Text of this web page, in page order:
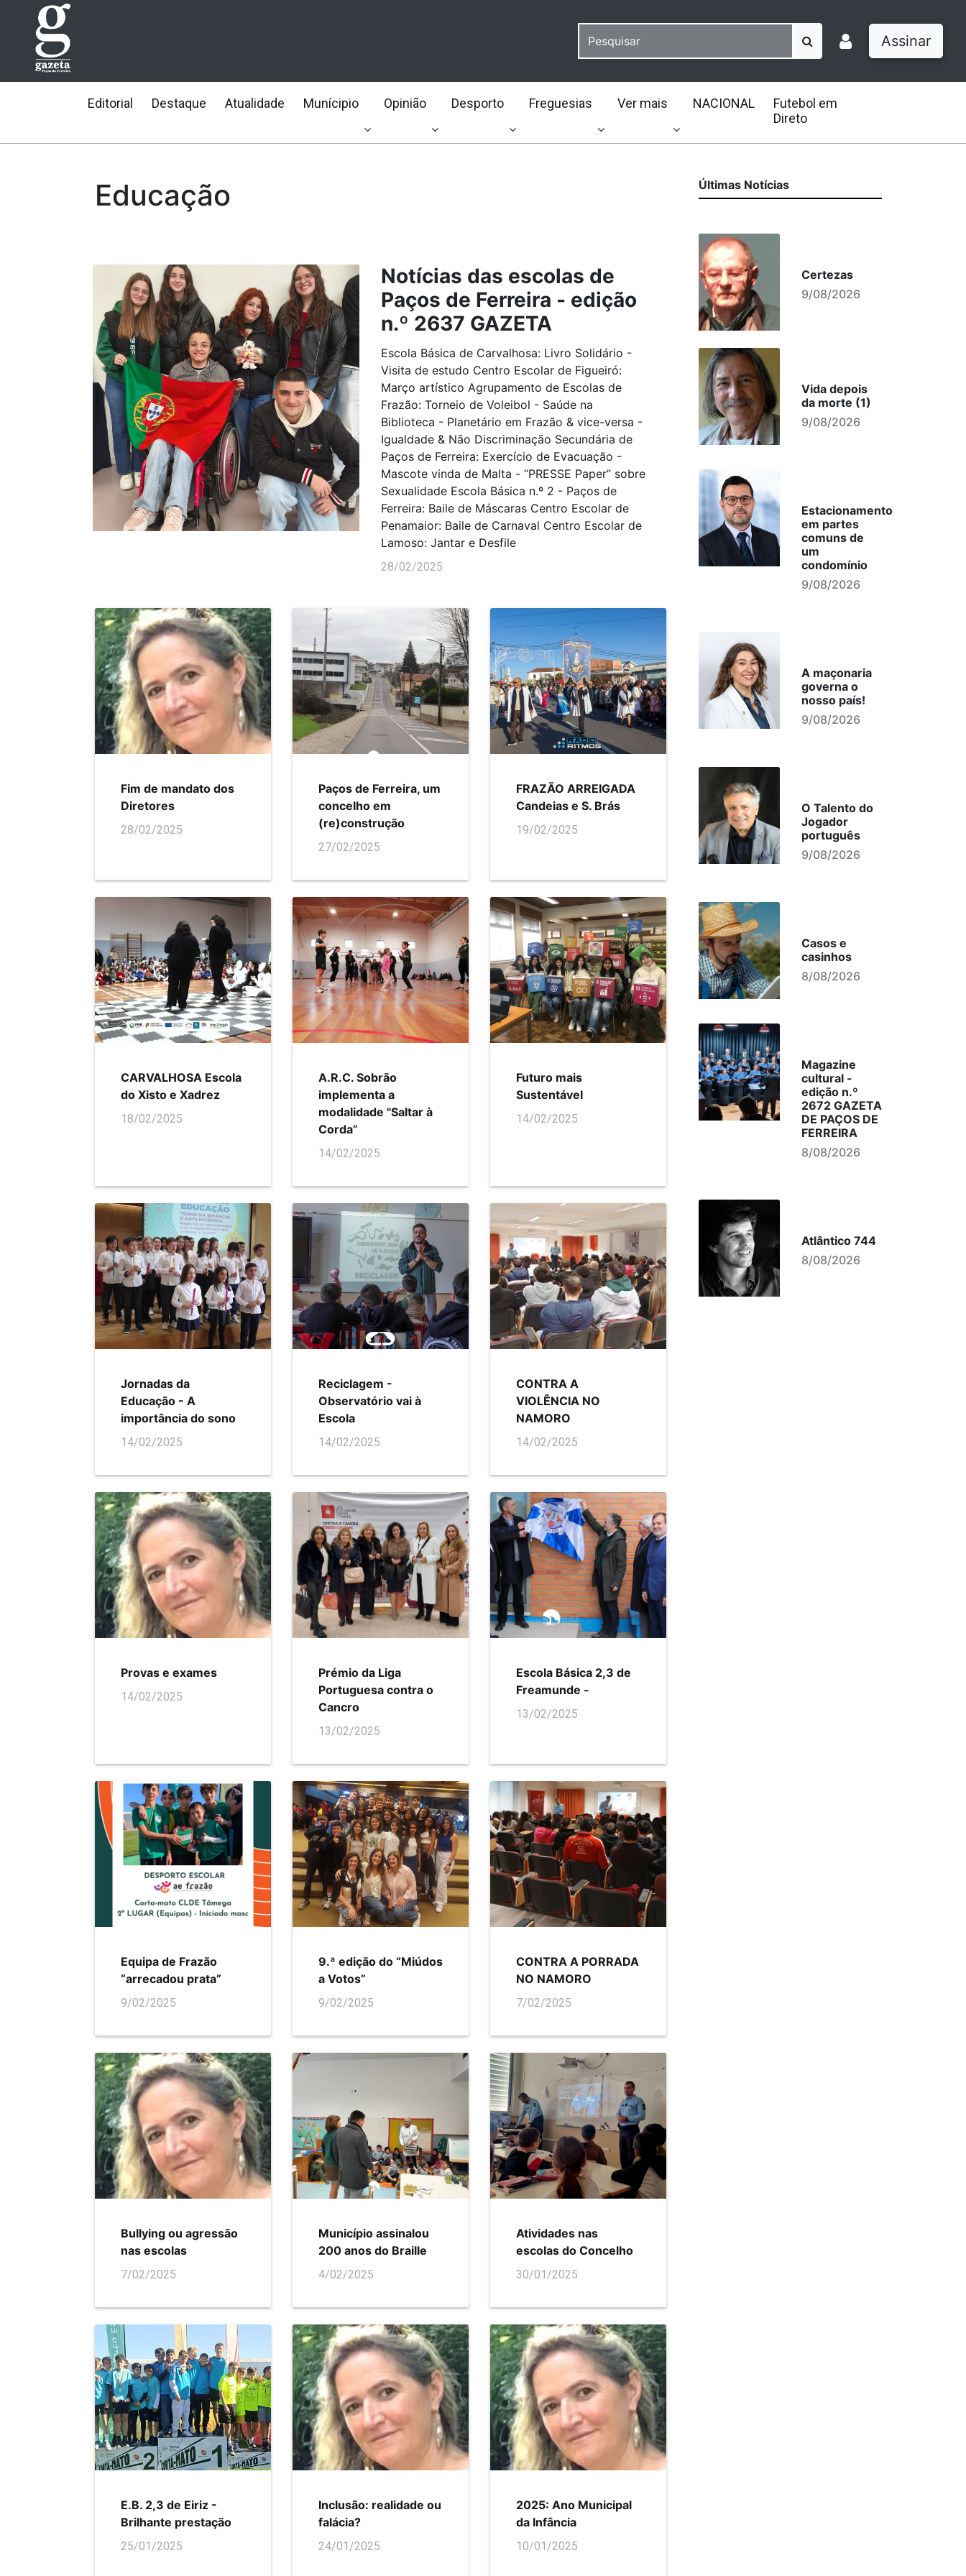
Assinar
Editorial Destaque Atualidade Munícipio Opinião Desporto Freguesias Ver mais NACIONAL
Futebol em
Direto
Educação
Notícias das escolas de
Paços de Ferreira - edição
n.º 2637 GAZETA
Escola Básica de Carvalhosa: Livro Solidário -
Visita de estudo Centro Escolar de Figueiró:
Março artístico Agrupamento de Escolas de
Frazão: Torneio de Voleibol - Saúde na
Biblioteca - Planetário em Frazão & vice-versa -
Igualdade & Não Discriminação Secundária de
Paços de Ferreira: Exercício de Evacuação -
Mascote vinda de Malta - “PRESSE Paper” sobre
Sexualidade Escola Básica n.º 2 - Paços de
Ferreira: Baile de Máscaras Centro Escolar de
Penamaior: Baile de Carnaval Centro Escolar de
Lamoso: Jantar e Desfile
28/02/2025
Fim de mandato dos
Diretores
28/02/2025
Paços de Ferreira, um
concelho em
(re)construção
27/02/2025
FRAZÃO ARREIGADA
Candeias e S. Brás
19/02/2025
CARVALHOSA Escola
do Xisto e Xadrez
18/02/2025
A.R.C. Sobrão
implementa a
modalidade "Saltar à
Corda”
14/02/2025
Futuro mais
Sustentável
14/02/2025
Jornadas da
Educação - A
importância do sono
14/02/2025
Reciclagem -
Observatório vai à
Escola
14/02/2025
CONTRA A
VIOLÊNCIA NO
NAMORO
14/02/2025
Provas e exames
14/02/2025
Prémio da Liga
Portuguesa contra o
Cancro
13/02/2025
Escola Básica 2,3 de
Freamunde -
13/02/2025
Equipa de Frazão
“arrecadou prata”
9/02/2025
9.ª edição do “Miúdos
a Votos”
9/02/2025
CONTRA A PORRADA
NO NAMORO
7/02/2025
Bullying ou agressão
nas escolas
7/02/2025
Município assinalou
200 anos do Braille
4/02/2025
Atividades nas
escolas do Concelho
30/01/2025
E.B. 2,3 de Eiriz -
Brilhante prestação
25/01/2025
Inclusão: realidade ou
falácia?
24/01/2025
2025: Ano Municipal
da Infância
10/01/2025
Últimas Notícias
Certezas
9/08/2026
Vida depois
da morte (1)
9/08/2026
Estacionamento
em partes
comuns de
um
condomínio
9/08/2026
A maçonaria
governa o
nosso país!
9/08/2026
O Talento do
Jogador
português
9/08/2026
Casos e
casinhos
8/08/2026
Magazine
cultural -
edição n.º
2672 GAZETA
DE PAÇOS DE
FERREIRA
8/08/2026
Atlântico 744
8/08/2026